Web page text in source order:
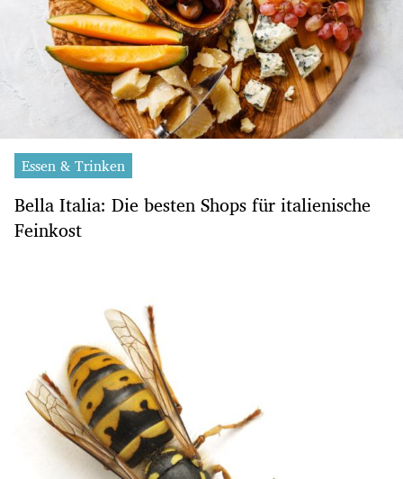
Essen & Trinken
Bella Italia: Die besten Shops für italienische
Feinkost